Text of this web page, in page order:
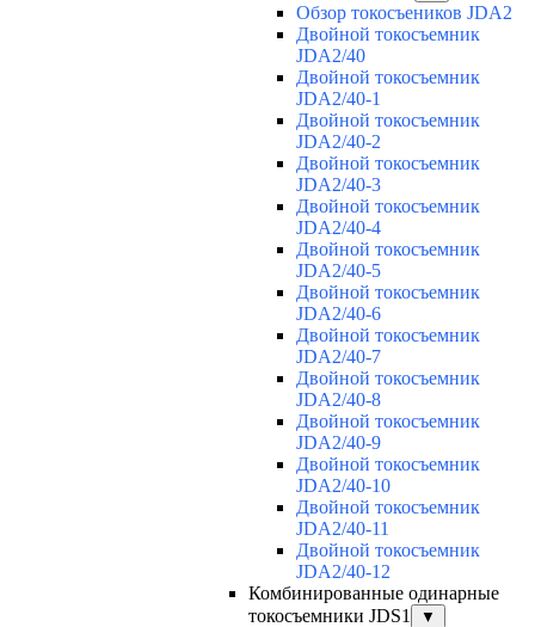
Обзор токосъеников JDA2
Двойной токосъемник
JDA2/40
Двойной токосъемник
JDA2/40-1
Двойной токосъемник
JDA2/40-2
Двойной токосъемник
JDA2/40-3
Двойной токосъемник
JDA2/40-4
Двойной токосъемник
JDA2/40-5
Двойной токосъемник
JDA2/40-6
Двойной токосъемник
JDA2/40-7
Двойной токосъемник
JDA2/40-8
Двойной токосъемник
JDA2/40-9
Двойной токосъемник
JDA2/40-10
Двойной токосъемник
JDA2/40-11
Двойной токосъемник
JDA2/40-12
Комбинированные одинарные
токосъемники JDS1
▼